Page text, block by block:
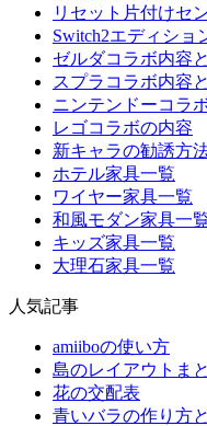
リセット片付けセ
Switch2エディショ
ゼルダコラボ内容
スプラコラボ内容
ニンテンドーコラ
レゴコラボの内容
新キャラの勧誘方
ホテル家具一覧
ワイヤー家具一覧
和風モダン家具一
キッズ家具一覧
大理石家具一覧
人気記事
amiiboの使い方
島のレイアウトま
花の交配表
青いバラの作り方